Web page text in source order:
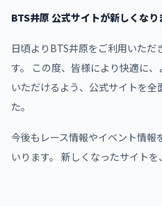
BTS井原 公式サイトが新しくなり
日頃よりBTS井原をご利用いただ
す。 この度、皆様により快適に
いただけるよう、公式サイトを全
た。
今後もレース情報やイベント情報
いります。 新しくなったサイトを